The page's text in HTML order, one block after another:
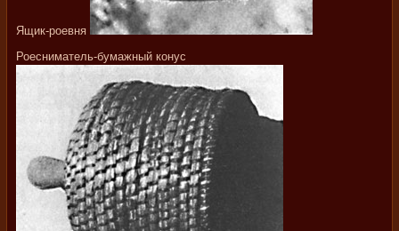
Ящик-роевня
Роесниматель-бумажный конус